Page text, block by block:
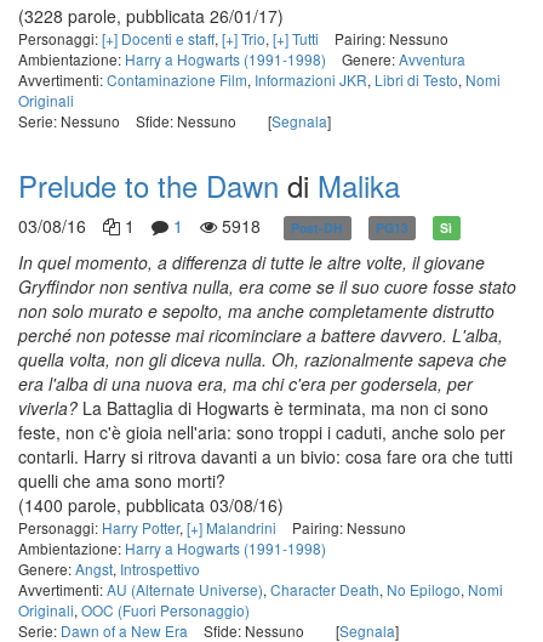
(3228 parole, pubblicata 26/01/17)
Personaggi:[+] Docenti e staff, [+] Trio, [+] Tutti
Pairing: Nessuno
Ambientazione: Harry a Hogwarts (1991-1998) Genere:Avventura
Avvertimenti:Contaminazione Film, Informazioni JKR, Libri di Testo, Nomi
Originali
Serie: Nessuno
Sfide: Nessuno [Segnala]
Prelude to the Dawn di Malika
03/08/16 1 1 5918 Post-DH PG13 Sì
In quel momento, a differenza di tutte le altre volte, il giovane
Gryffindor non sentiva nulla, era come se il suo cuore fosse stato
non solo murato e sepolto, ma anche completamente distrutto
perché non potesse mai ricominciare a battere davvero. L'alba,
quella volta, non gli diceva nulla. Oh, razionalmente sapeva che
era l'alba di una nuova era, ma chi c'era per godersela, per
viverla? La Battaglia di Hogwarts è terminata, ma non ci sono
feste, non c'è gioia nell'aria: sono troppi i caduti, anche solo per
contarli. Harry si ritrova davanti a un bivio: cosa fare ora che tutti
quelli che ama sono morti?
(1400 parole, pubblicata 03/08/16)
Personaggi: Harry Potter, [+] Malandrini
Pairing: Nessuno
Ambientazione: Harry a Hogwarts (1991-1998)
Genere:Angst, Introspettivo
Avvertimenti:AU (Alternate Universe), Character Death, No Epilogo, Nomi
Originali, OOC (Fuori Personaggio)
Serie: Dawn of a New Era Sfide: Nessuno [Segnala]